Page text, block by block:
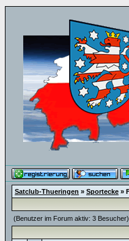
Satclub-Thueringen » Sportecke »
(Benutzer im Forum aktiv: 3 Besucher)